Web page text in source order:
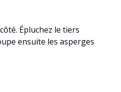
Épluchez le tiers
ensuite les asperges